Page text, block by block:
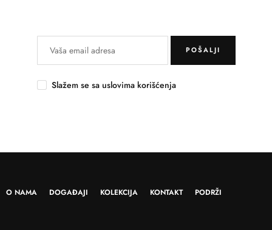
POŠALJI
Slažem se sa uslovima korišćenja
O NAMA DOGAĐAJI KOLEKCIJA KONTAKT PODRŽI